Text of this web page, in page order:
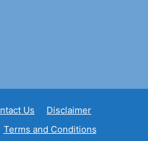
Us
Disclaimer
Terms and Conditions